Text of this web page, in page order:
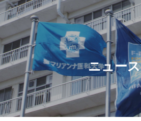
ニュース